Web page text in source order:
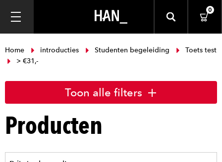
0
Home introducties Studenten begeleiding
Toets test
> €31,-
Toon alle filters
Producten